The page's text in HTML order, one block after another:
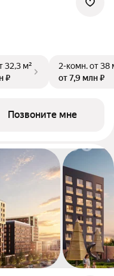
32,3 м²
₽
2-комн.от 38
от 7,9 млн ₽
Позвоните мне